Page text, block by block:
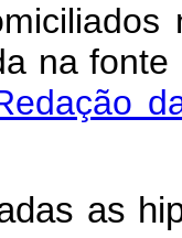
na
as